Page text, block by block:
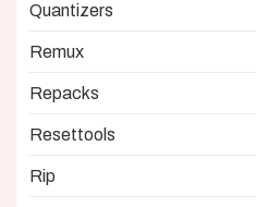
Quantizers
Remux
Repacks
Resettools
Rip